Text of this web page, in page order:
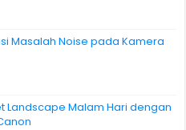
Masalah Noise pada Kamera
Landscape Malam Hari dengan